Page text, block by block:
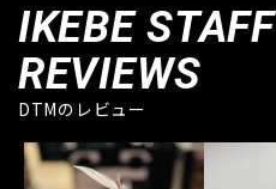
IKEBE STAFF
REVIEWS
DTMのレビュー